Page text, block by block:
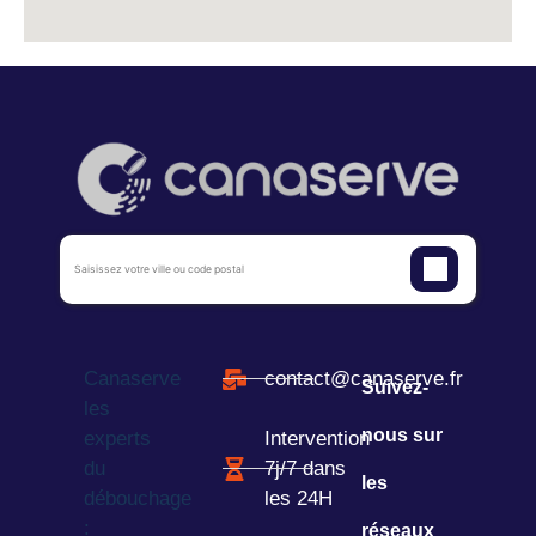
Canaserve
les
experts
du
débouchage
:
contact@canaserve.fr
Intervention
7j/7 dans
les 24H
Suivez-
nous sur
les
réseaux